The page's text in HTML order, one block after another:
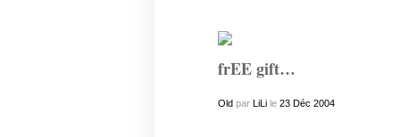
frEE gift…
Old par LiLile 23 Déc 2004